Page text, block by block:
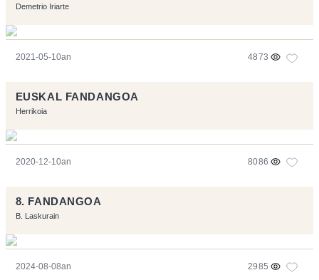
Demetrio Iriarte
2021-05-10an 4873
EUSKAL FANDANGOA
Herrikoia
2020-12-10an 8086
8. FANDANGOA
B. Laskurain
2024-08-08an 2985